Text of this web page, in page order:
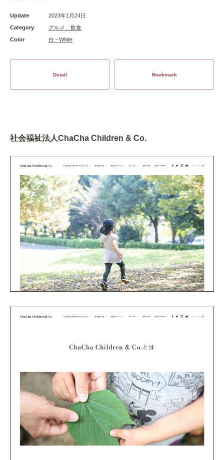
Update
2023年1月24日
Category
グルメ、飲食
Color
白 - White
Detail Bookmark
社会福祉法人ChaCha Children & Co.